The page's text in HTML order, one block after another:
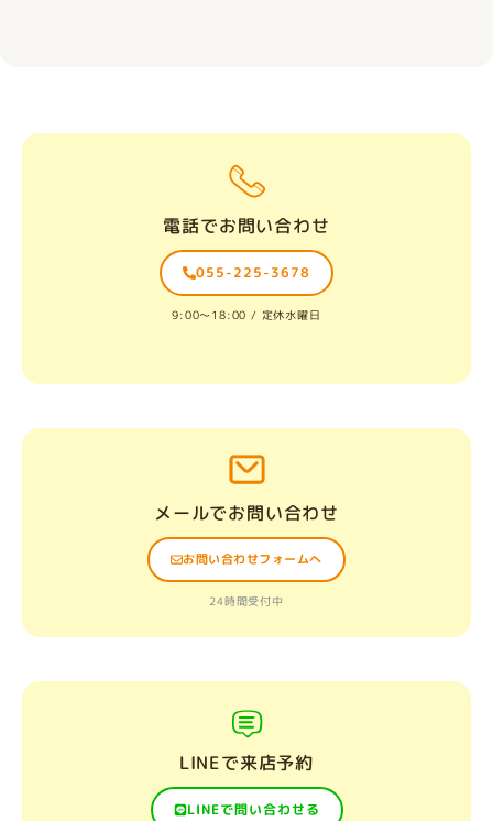
電話でお問い合わせ
055-225-3678
9:00〜18:00 / 定休水曜日
メールでお問い合わせ
お問い合わせフォームへ
24時間受付中
LINEで来店予約
LINEで問い合わせる